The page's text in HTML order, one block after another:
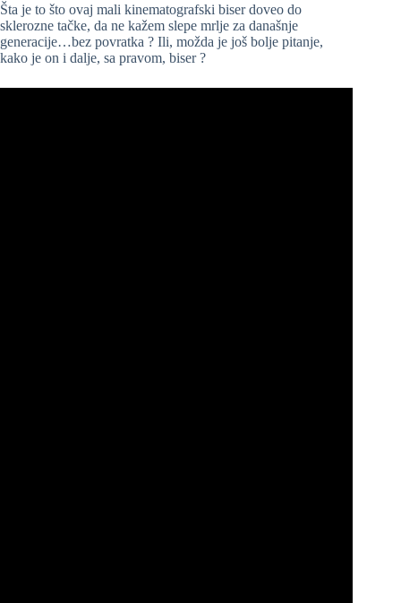
Šta je to što ovaj mali kinematografski biser doveo do
sklerozne tačke, da ne kažem slepe mrlje za današnje
generacije…bez povratka ? Ili, možda je još bolje pitanje,
kako je on i dalje, sa pravom, biser ?